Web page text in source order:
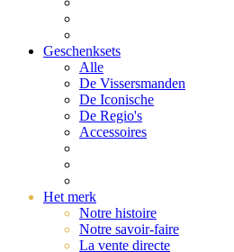
Geschenksets
Alle
De Vissersmanden
De Iconische
De Regio's
Accessoires
Het merk
Notre histoire
Notre savoir-faire
La vente directe